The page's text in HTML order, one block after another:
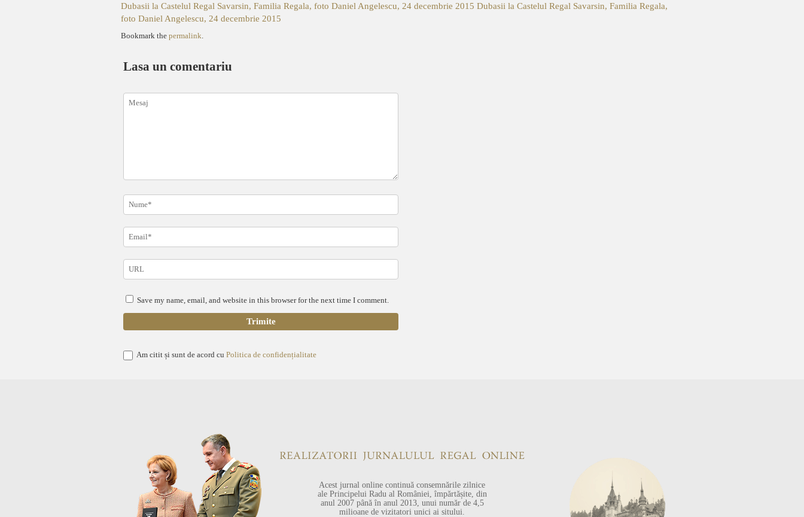
Dubasii la Castelul Regal Savarsin, Familia Regala, foto Daniel Angelescu, 24 decembrie 2015 Dubasii la Castelul Regal Savarsin, Familia Regala,
foto Daniel Angelescu, 24 decembrie 2015
Bookmark the permalink
Lasa un comentariu
Save my name, email, and website in this browser for the next time I comment.
Am citit și sunt de acord cu Politica de confidențialitate
Acest jurnal online continuă consemnările zilnice
ale Principelui Radu al României, împărtășite, din
anul 2007 până în anul 2013, unui număr de 4,5
milioane de vizitatori unici ai sitului.